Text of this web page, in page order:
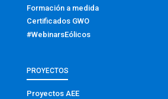
Formación a medida
Certificados GWO
#WebinarsEólicos
PROYECTOS
Proyectos AEE